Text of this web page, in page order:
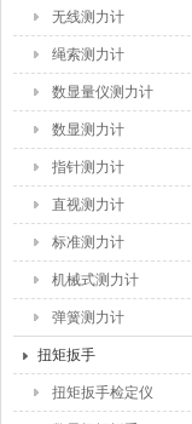
无线测力计
绳索测力计
数显量仪测力计
数显测力计
指针测力计
直视测力计
标准测力计
机械式测力计
弹簧测力计
扭矩扳手
扭矩扳手检定仪